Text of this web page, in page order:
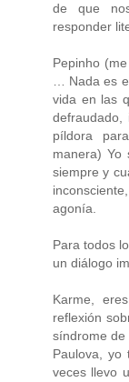
de que
responder
Pepinho
… Nada es
vida en las
defraudado,
píldora
manera) Yo
siempre y
agonía.
Para todos
un diálogo
Karme,
reflexión
síndrome de
Paulova, yo
veces llevo